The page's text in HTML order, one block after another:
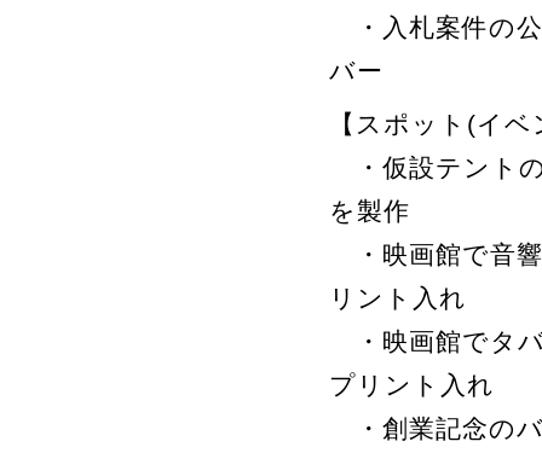
・入札案件の
バー
【スポット(イ
・仮設テント
を製作
・映画館で音
リント入れ
・映画館でタ
プリント入れ
・創業記念の